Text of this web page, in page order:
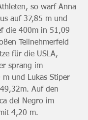
so warf Anna
auf 37,85 m und
die 400m in 51,09
Teilnehmerfeld
für die USLA,
sprang im
und Lukas Stiper
Auf den
del Negro im
4,20 m.